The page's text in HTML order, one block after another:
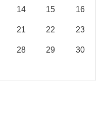
14 15 16
21 22 23
28 29 30